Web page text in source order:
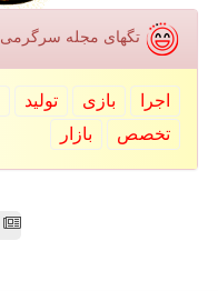
تگهای مجله سرگرمی
اجرا بازی تولید
تخصص
بازار